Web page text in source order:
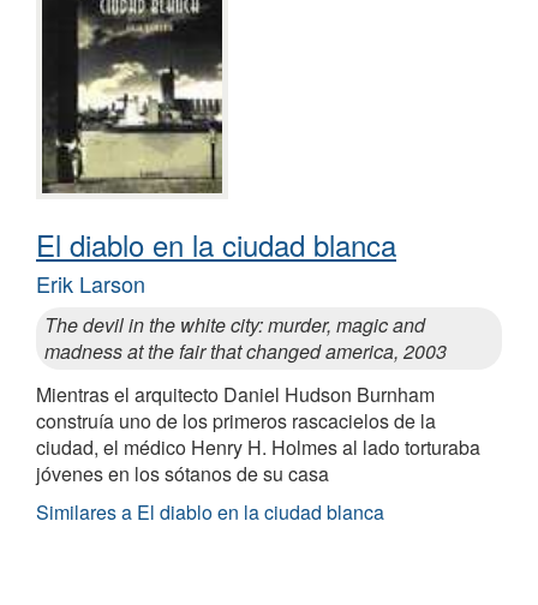
El diablo en la ciudad blanca
Erik Larson
The devil in the white city: murder, magic and
madness at the fair that changed america, 2003
Mientras el arquitecto Daniel Hudson Burnham
construía uno de los primeros rascacielos de la
ciudad, el médico Henry H. Holmes al lado torturaba
jóvenes en los sótanos de su casa
Similares a El diablo en la ciudad blanca